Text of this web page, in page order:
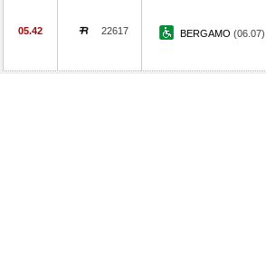
05.42 22617 BERGAMO (06.07)